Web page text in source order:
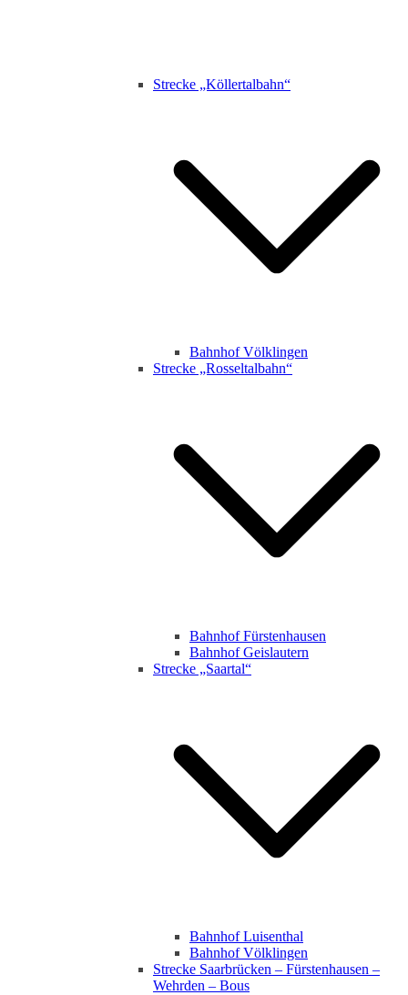
Strecke „Köllertalbahn“
Bahnhof Völklingen
Strecke „Rosseltalbahn“
Bahnhof Fürstenhausen
Bahnhof Geislautern
Strecke „Saartal“
Bahnhof Luisenthal
Bahnhof Völklingen
Strecke Saarbrücken – Fürstenhausen –
Wehrden – Bous